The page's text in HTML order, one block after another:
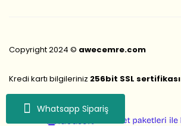
Whatsapp Sipariş
Copyright 2024 © awecemre.com
Kredi kartı bilgileriniz 256bit SSL sertifikası
e-